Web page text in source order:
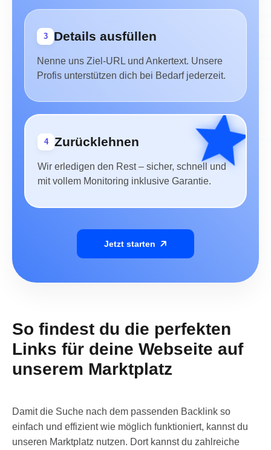
3 Details ausfüllen
Nenne uns Ziel-URL und Ankertext. Unsere
Profis unterstützen dich bei Bedarf jederzeit.
4 Zurücklehnen
Wir erledigen den Rest – sicher, schnell und
mit vollem Monitoring inklusive Garantie.
Jetzt starten
So findest du die perfekten
Links für deine Webseite auf
unserem Marktplatz
Damit die Suche nach dem passenden Backlink so
einfach und effizient wie möglich funktioniert, kannst du
unseren Marktplatz nutzen. Dort kannst du zahlreiche